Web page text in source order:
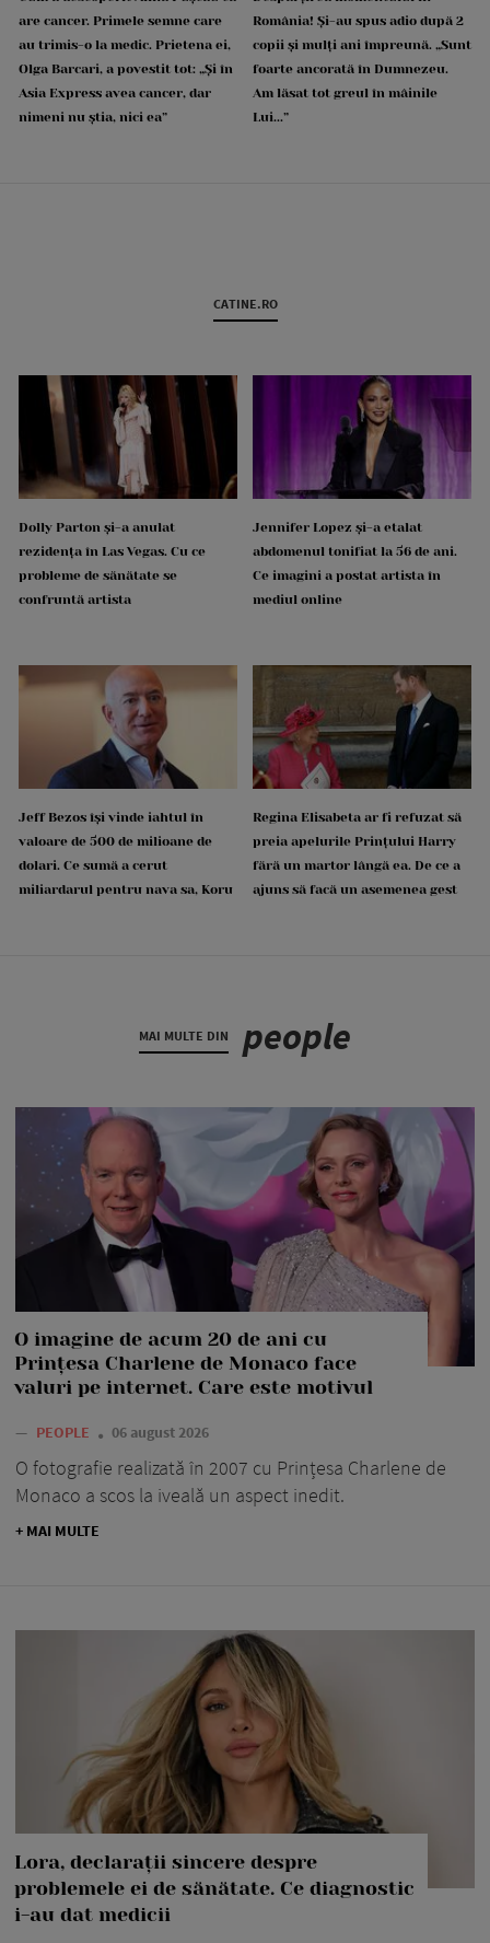
are cancer. Primele semne care
au trimis-o la medic. Prietena ei,
Olga Barcari, a povestit tot: „Și în
Asia Express avea cancer, dar
nimeni nu știa, nici ea”
România! Și-au spus adio după 2
copii și mulți ani împreună. „Sunt
foarte ancorată în Dumnezeu.
Am lăsat tot greul în mâinile
Lui...”
CATINE.RO
Dolly Parton și-a anulat
rezidența în Las Vegas. Cu ce
probleme de sănătate se
confruntă artista
Jennifer Lopez și-a etalat
abdomenul tonifiat la 56 de ani.
Ce imagini a postat artista în
mediul online
Jeff Bezos își vinde iahtul în
valoare de 500 de milioane de
dolari. Ce sumă a cerut
miliardarul pentru nava sa, Koru
Regina Elisabeta ar fi refuzat să
preia apelurile Prințului Harry
fără un martor lângă ea. De ce a
ajuns să facă un asemenea gest
MAI MULTE DIN people
O imagine de acum 20 de ani cu
Prințesa Charlene de Monaco face
valuri pe internet. Care este motivul
— PEOPLE 06 august 2026
O fotografie realizată în 2007 cu Prințesa Charlene de
Monaco a scos la iveală un aspect inedit.
+ MAI MULTE
Lora, declarații sincere despre
problemele ei de sănătate. Ce diagnostic
i-au dat medicii